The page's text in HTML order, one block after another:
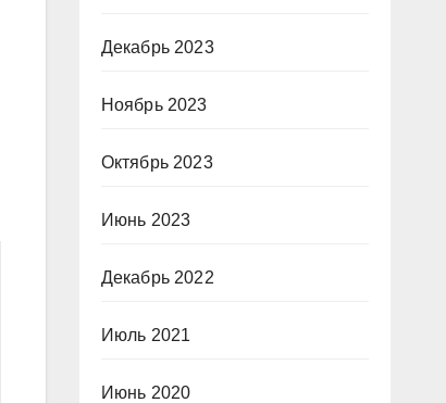
Декабрь 2023
Ноябрь 2023
Октябрь 2023
Июнь 2023
Декабрь 2022
Июль 2021
Июнь 2020